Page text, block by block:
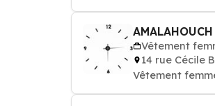
Vêtement
14 rue Cécile
Vêtement